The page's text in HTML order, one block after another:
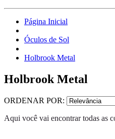
Página Inicial
Óculos de Sol
Holbrook Metal
Holbrook Metal
ORDENAR POR:
Aqui você vai encontrar todas as